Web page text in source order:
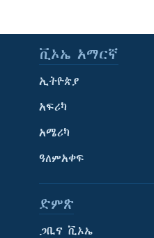
ቪኦኤ አማርኛ
ኢትዮጵያ
አፍሪካ
አሜሪካ
ዓለምአቀፍ
ድምጽ
ጋቢና ቪኦኤ